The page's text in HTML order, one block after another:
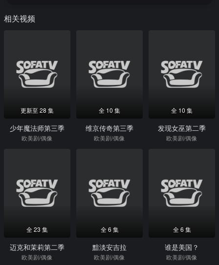
相关视频
更新至 28 集
少年魔法师第三季
欧美剧/偶像
全 10 集
维京传奇第三季
欧美剧/偶像
全 10 集
发现女巫第二季
欧美剧/偶像
全 23 集
迈克和茉莉第二季
欧美剧/偶像
全 6 集
黯淡安吉拉
欧美剧/偶像
全 6 集
谁是美国？
欧美剧/偶像